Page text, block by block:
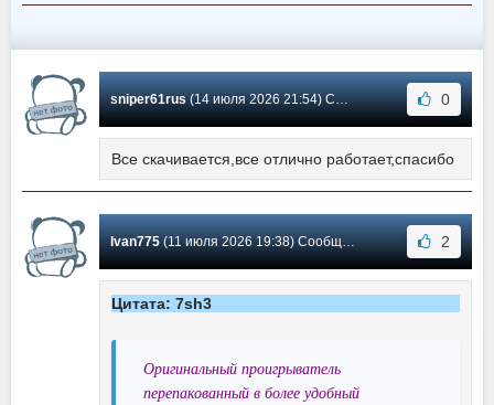
sniper61rus(14 июля 2026 21:54) Сообщение #5749 0
Все скачивается,все отлично работает,спасибо
Ivan775(11 июля 2026 19:38) Сообщение #5748 2
Цитата: 7sh3
Оригинальный проигрыватель
перепакованный в более удобный